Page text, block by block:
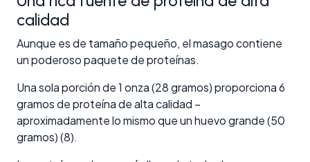
calidad
Aunque es de tamaño pequeño, el masago contiene
un poderoso paquete de proteínas.
Una sola porción de 1 onza (28 gramos) proporciona 6
gramos de proteína de alta calidad –
aproximadamente lo mismo que un huevo grande (50
gramos) (8).